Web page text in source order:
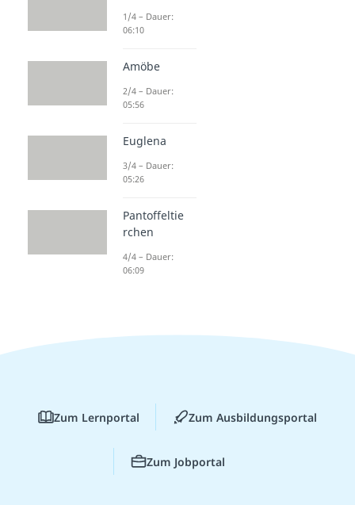
1/4 – Dauer:
06:10
Amöbe
2/4 – Dauer:
05:56
Euglena
3/4 – Dauer:
05:26
Pantoffeltie
rchen
4/4 – Dauer:
06:09
Zum Lernportal Zum Ausbildungsportal
Zum Jobportal